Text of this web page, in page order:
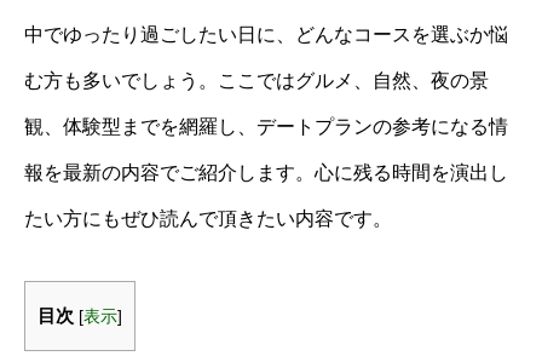
中でゆったり過ごしたい日に、どんなコースを選ぶか悩
む方も多いでしょう。ここではグルメ、自然、夜の景
観、体験型までを網羅し、デートプランの参考になる情
報を最新の内容でご紹介します。心に残る時間を演出し
たい方にもぜひ読んで頂きたい内容です。
目次 [表示]